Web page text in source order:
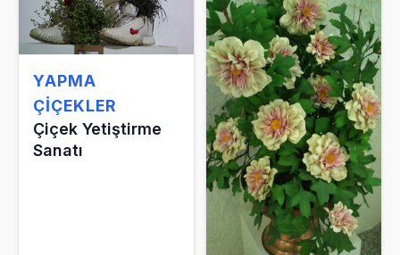
YAPMA
ÇIÇEKLER
Çiçek Yetiştirme
Sanatı